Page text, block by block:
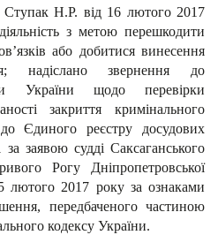
Ступак Н.Р. від 16 лютого 2017
з метою перешкодити
або добитися винесення
надіслано звернення до
України щодо перевірки
закриття кримінального
Єдиного реєстру досудових
заявою судді Саксаганського
Рогу Дніпропетровської
лютого 2017 року за ознаками
передбаченого частиною
кодексу України.